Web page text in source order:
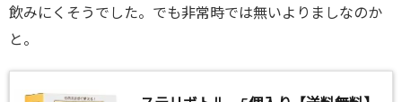
飲みにくそうでした。でも非常時では無いよりましなのか
と。